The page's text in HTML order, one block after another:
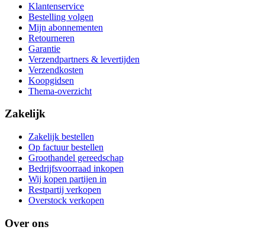
Klantenservice
Bestelling volgen
Mijn abonnementen
Retourneren
Garantie
Verzendpartners & levertijden
Verzendkosten
Koopgidsen
Thema-overzicht
Zakelijk
Zakelijk bestellen
Op factuur bestellen
Groothandel gereedschap
Bedrijfsvoorraad inkopen
Wij kopen partijen in
Restpartij verkopen
Overstock verkopen
Over ons